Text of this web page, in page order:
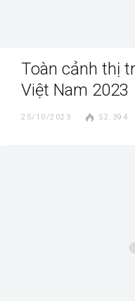
Toàn cảnh thị
Việt Nam 2023
25/10/2023 52.394